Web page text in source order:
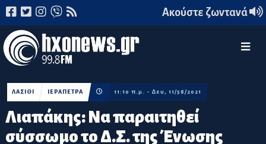
Ακούστε ζωντανά
Λιαπάκης: Να παραιτηθεί
σύσσωμο το Δ.Σ. της Ένωσης
ΛΑΣΙΘΙ ΙΕΡΑΠΕΤΡΑ 11:10 π.μ. - Δευ, 11/58/2021